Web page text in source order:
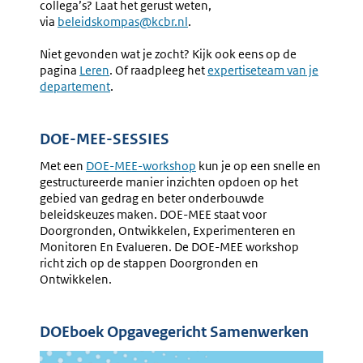
collega’s? Laat het gerust weten,
via beleidskompas@kcbr.nl.
Niet gevonden wat je zocht? Kijk ook eens op de
pagina Leren. Of raadpleeg hetexpertiseteam van je
departement.
DOE-MEE-SESSIES
Met een DOE-MEE-workshop kun je op een snelle en
gestructureerde manier inzichten opdoen op het
gebied van gedrag en beter onderbouwde
beleidskeuzes maken. DOE-MEE staat voor
Doorgronden, Ontwikkelen, Experimenteren en
Monitoren En Evalueren. De DOE-MEE workshop
richt zich op de stappen Doorgronden en
Ontwikkelen.
DOEboek Opgavegericht Samenwerken
Externe
Externe
Externe
Afbeelding
Externe